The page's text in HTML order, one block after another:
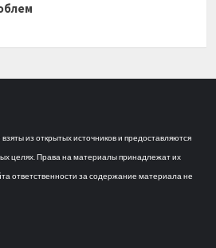
из открытых источников и предоставляются
целях. Права на материалы принадлежат их
ответственности за содержание материала не